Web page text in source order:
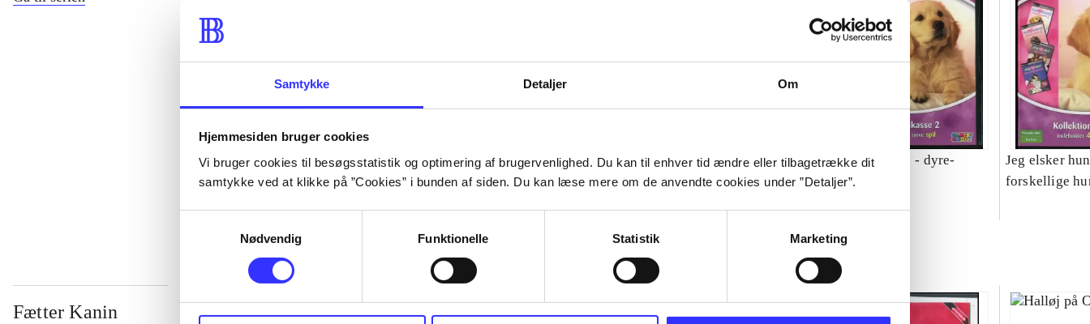
Samtykke Detaljer Om
Hjemmesiden bruger cookies
Vi bruger cookies til besøgsstatistik og optimering af brugervenlighed. Du kan til enhver tid ændre eller tilbagetrække dit
samtykke ved at klikke på ”Cookies” i bunden af siden. Du kan læse mere om de anvendte cookies under ”Detaljer”.
Nødvendig
Funktionelle Statistik Marketing
Palle Gris på eventyr
Peter Nagy
My little baby
Fausto Cardone
Ninni - det usynlige barn
Tove Jansson
Jeg elsker dyr! - dyre-
agenter
Jeg elsker
forskellige
Fætter Kanin